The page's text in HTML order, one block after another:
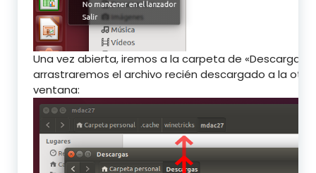
Una vez abierta, iremos a la carpeta de «Descargas»
arrastraremos el archivo recién descargado a la otra
ventana: